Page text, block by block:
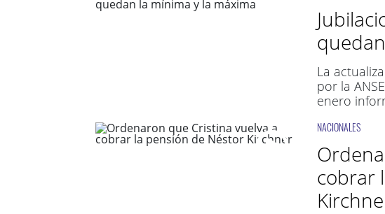
La
por la
enero
NACIONALES
cobrar